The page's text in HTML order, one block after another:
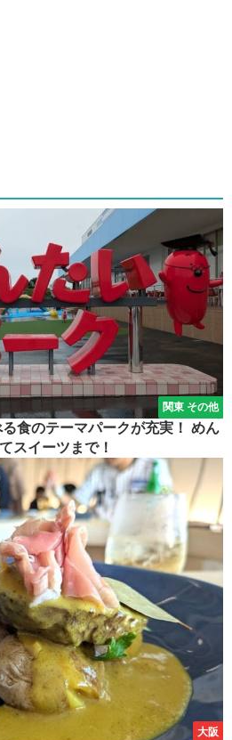
関東 その他
食のテーマパークが充実！ めん
スイーツまで！
大阪